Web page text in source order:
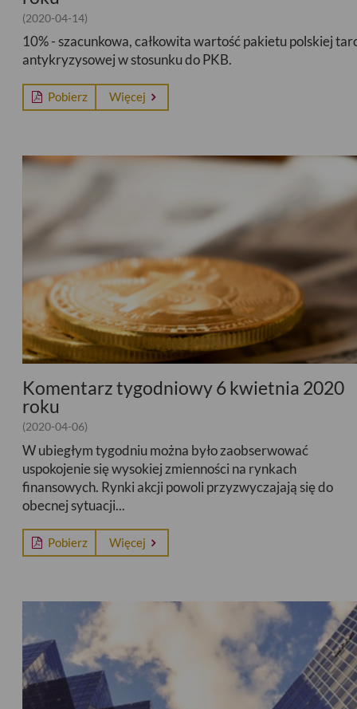
(2020-04-14)
10% - szacunkowa, całkowita wartość pakietu polskiej
antykryzysowej w stosunku do PKB.
Pobierz Więcej
Komentarz tygodniowy 6 kwietnia 2020
roku
(2020-04-06)
W ubiegłym tygodniu można było zaobserwować
uspokojenie się wysokiej zmienności na rynkach
finansowych. Rynki akcji powoli przyzwyczajają się do
obecnej sytuacji...
Pobierz Więcej